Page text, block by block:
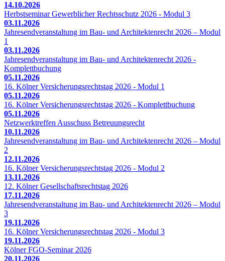
14.10.2026
Herbstseminar Gewerblicher Rechtsschutz 2026 - Modul 3
03.11.2026
Jahresendveranstaltung im Bau- und Architektenrecht 2026 – Modul
1
03.11.2026
Jahresendveranstaltung im Bau- und Architektenrecht 2026 -
Komplettbuchung
05.11.2026
16. Kölner Versicherungsrechtstag 2026 - Modul 1
05.11.2026
16. Kölner Versicherungsrechtstag 2026 - Komplettbuchung
05.11.2026
Netzwerktreffen Ausschuss Betreuungsrecht
10.11.2026
Jahresendveranstaltung im Bau- und Architektenrecht 2026 – Modul
2
12.11.2026
16. Kölner Versicherungsrechtstag 2026 - Modul 2
13.11.2026
12. Kölner Gesellschaftsrechtstag 2026
17.11.2026
Jahresendveranstaltung im Bau- und Architektenrecht 2026 – Modul
3
19.11.2026
16. Kölner Versicherungsrechtstag 2026 - Modul 3
19.11.2026
Kölner FGO-Seminar 2026
20.11.2026